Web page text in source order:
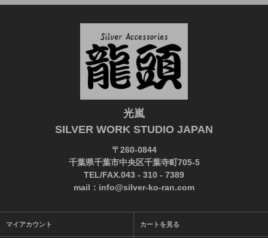
光嵐
SILVER WORK STUDIO JAPAN
〒260-0844
千葉県千葉市中央区千葉寺町705-5
TEL/FAX.043 - 310 - 7389
mail：info@silver-ko-ran.com
マイアカウント カートを見る